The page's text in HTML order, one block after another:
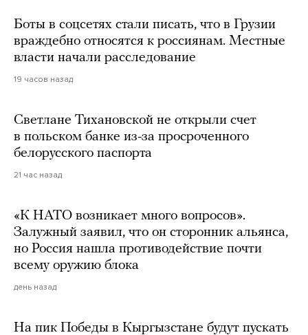
Боты в соцсетях стали писать, что в Грузии
враждебно относятся к россиянам. Местные
власти начали расследование
19 часов назад
Светлане Тихановской не открыли счет
в польском банке из-за просроченного
белорусского паспорта
21 час назад
«К НАТО возникает много вопросов».
Залужный заявил, что он сторонник альянса,
но Россия нашла противодействие почти
всему оружию блока
день назад
На пик Победы в Кыргызстане будут пускать